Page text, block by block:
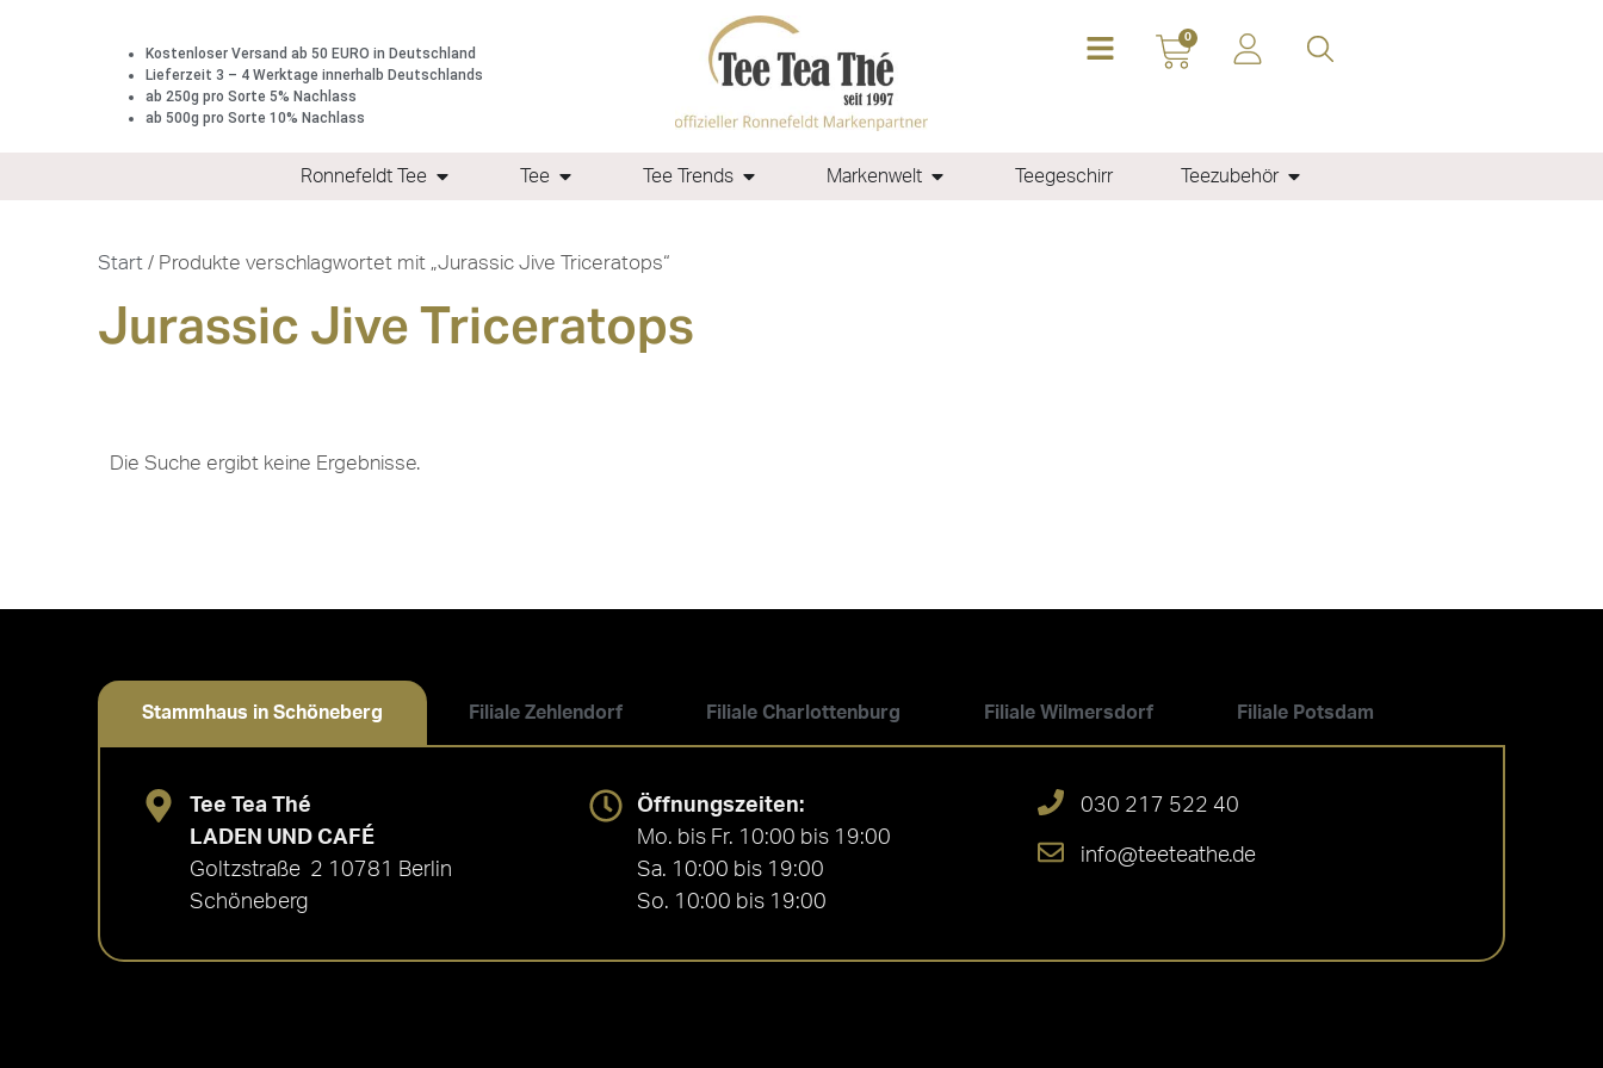
Kostenloser Versand ab 50 EURO in Deutschland
Lieferzeit 3 – 4 Werktage innerhalb Deutschlands
ab 250g pro Sorte 5% Nachlass
ab 500g pro Sorte 10% Nachlass
0
Ronnefeldt Tee Tee Tee Trends Markenwelt Teegeschirr Teezubehör
Start / Produkte verschlagwortet mit „Jurassic Jive Triceratops“
Jurassic Jive Triceratops
Die Suche ergibt keine Ergebnisse.
Stammhaus in Schöneberg Filiale Zehlendorf Filiale Charlottenburg Filiale Wilmersdorf Filiale Potsdam
Tee Tea Thé
LADEN UND CAFÉ
Goltzstraße 2 10781 Berlin
Schöneberg
Öffnungszeiten:
Mo. bis Fr. 10:00 bis 19:00
Sa. 10:00 bis 19:00
So. 10:00 bis 19:00
030 217 522 40
info@teeteathe.de